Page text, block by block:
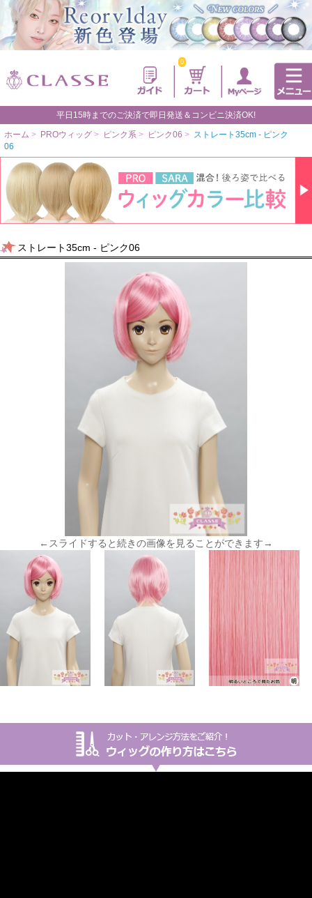
0
平日15時までのご決済で即日発送＆コンビニ決済OK!
ホーム > PROウィッグ > ピンク系 > ピンク06 > ストレート35cm - ピンク
06
ストレート35cm - ピンク06
←スライドすると続きの画像を見ることができます→